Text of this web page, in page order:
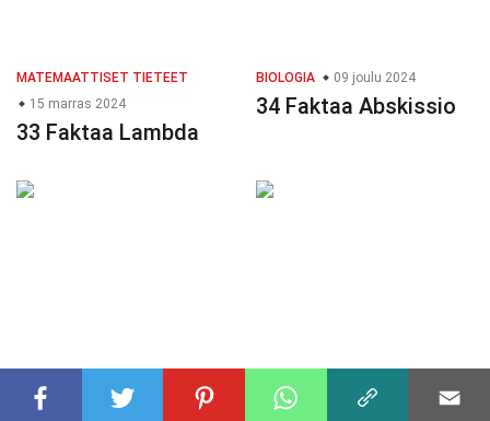
MATEMAATTISET TIETEET
15 marras 2024
33 Faktaa Lambda
BIOLOGIA 09 joulu 2024
34 Faktaa Abskissio
FYSIIKKA 05 marras 2024 FYSIIKKA 26 marras 2024